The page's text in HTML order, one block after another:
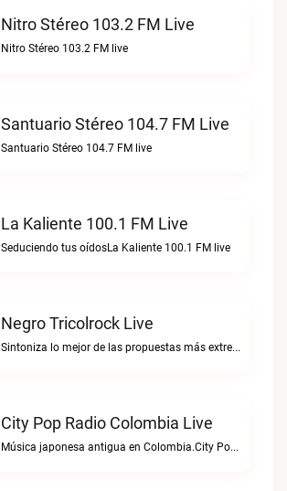
Nitro Stéreo 103.2 FM Live
Nitro Stéreo 103.2 FM live
Santuario Stéreo 104.7 FM Live
Santuario Stéreo 104.7 FM live
La Kaliente 100.1 FM Live
Seduciendo tus oídosLa Kaliente 100.1 FM live
Negro Tricolrock Live
Sintoniza lo mejor de las propuestas más extremas y virtuosas del metal colombianoNegro Tricolrock live
City Pop Radio Colombia Live
Música japonesa antigua en Colombia.City Pop Radio Colombia live